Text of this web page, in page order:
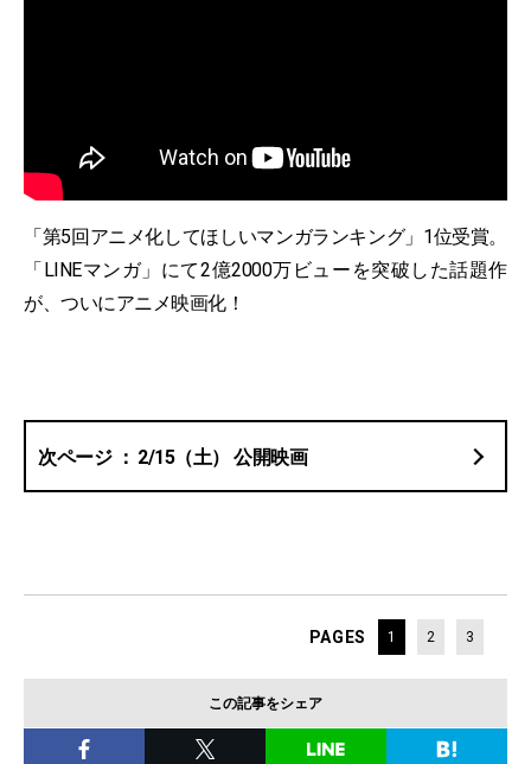
「第5回アニメ化してほしいマンガランキング」1位受賞。
「LINEマンガ」にて2億2000万ビューを突破した話題作
が、ついにアニメ映画化！
2/15（土） 公開映画
PAGES 1 2 3
この記事をシェア